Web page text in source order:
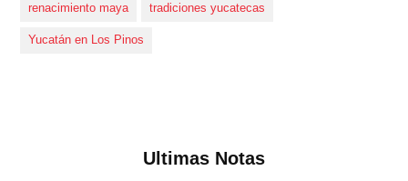
renacimiento maya tradiciones yucatecas
Yucatán en Los Pinos
Ultimas Notas